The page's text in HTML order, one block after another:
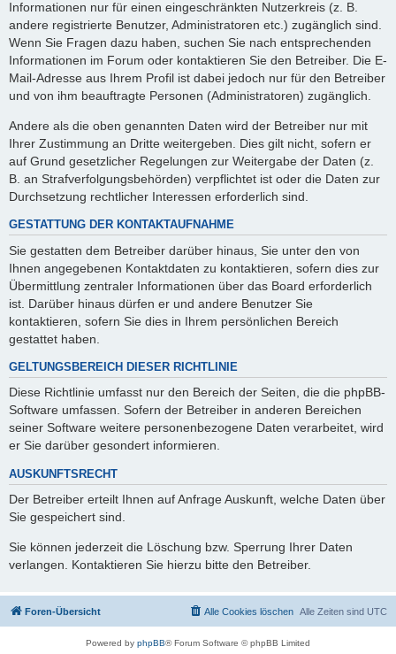
Informationen nur für einen eingeschränkten Nutzerkreis (z. B.
andere registrierte Benutzer, Administratoren etc.) zugänglich sind.
Wenn Sie Fragen dazu haben, suchen Sie nach entsprechenden
Informationen im Forum oder kontaktieren Sie den Betreiber. Die E-
Mail-Adresse aus Ihrem Profil ist dabei jedoch nur für den Betreiber
und von ihm beauftragte Personen (Administratoren) zugänglich.
Andere als die oben genannten Daten wird der Betreiber nur mit
Ihrer Zustimmung an Dritte weitergeben. Dies gilt nicht, sofern er
auf Grund gesetzlicher Regelungen zur Weitergabe der Daten (z.
B. an Strafverfolgungsbehörden) verpflichtet ist oder die Daten zur
Durchsetzung rechtlicher Interessen erforderlich sind.
GESTATTUNG DER KONTAKTAUFNAHME
Sie gestatten dem Betreiber darüber hinaus, Sie unter den von
Ihnen angegebenen Kontaktdaten zu kontaktieren, sofern dies zur
Übermittlung zentraler Informationen über das Board erforderlich
ist. Darüber hinaus dürfen er und andere Benutzer Sie
kontaktieren, sofern Sie dies in Ihrem persönlichen Bereich
gestattet haben.
GELTUNGSBEREICH DIESER RICHTLINIE
Diese Richtlinie umfasst nur den Bereich der Seiten, die die phpBB-
Software umfassen. Sofern der Betreiber in anderen Bereichen
seiner Software weitere personenbezogene Daten verarbeitet, wird
er Sie darüber gesondert informieren.
AUSKUNFTSRECHT
Der Betreiber erteilt Ihnen auf Anfrage Auskunft, welche Daten über
Sie gespeichert sind.
Sie können jederzeit die Löschung bzw. Sperrung Ihrer Daten
verlangen. Kontaktieren Sie hierzu bitte den Betreiber.
Foren-Übersicht Alle Zeiten sind UTC
Alle Cookies löschen
Powered by phpBB® Forum Software © phpBB Limited